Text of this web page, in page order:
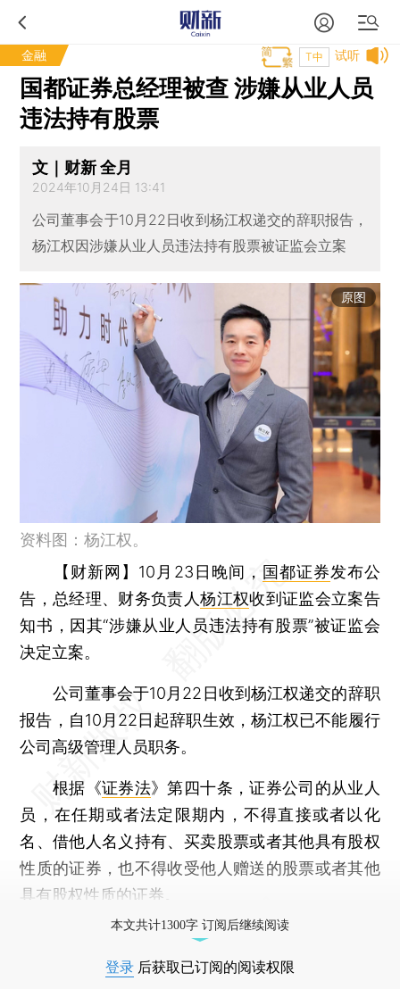
金融 试听
T中
国都证券总经理被查 涉嫌从业人员
违法持有股票
文｜财新 全月
2024年10月24日 13:41
公司董事会于10月22日收到杨江权递交的辞职报告，
杨江权因涉嫌从业人员违法持有股票被证监会立案
原图
资料图：杨江权。
【财新网】 10月23日晚间， 国都证券发布公
告，总经理、财务负责人杨江权收到证监会立案告
知书，因其“涉嫌从业人员违法持有股票”被证监会
决定立案。
公司董事会于10月22日收到杨江权递交的辞职
报告，自10月22日起辞职生效，杨江权已不能履行
公司高级管理人员职务。
根据《证券法》第四十条，证券公司的从业人
员，在任期或者法定限期内，不得直接或者以化
名、借他人名义持有、买卖股票或者其他具有股权
性质的证券，也不得收受他人赠送的股票或者其他
具有股权性质的证券。
本文共计1300字 订阅后继续阅读
登录 后获取已订阅的阅读权限